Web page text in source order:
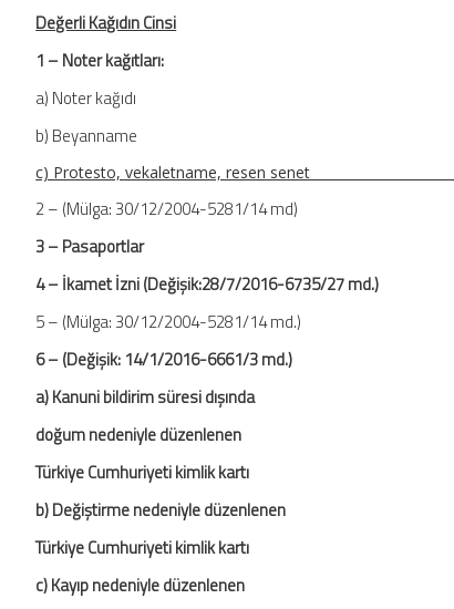
Değerli Kağıdın Cinsi
1 – Noter kağıtları:
a) Noter
b)
c) Protesto, vekaletname,
2 – (Mülga: 30/12/2004-5281/14 md)
3 – Pasaportlar
4 – İkamet İzni (Değişik:28/7/2016-6735/
5 – (Mülga: 30/12/2004-5281/14 md.)
6 – (Değişik: 14/1/2016-6661/3 md.)
a) Kanuni bildirim süresi
doğum nedeniyle düzenlenen
Türkiye Cumhuriyeti kimlik kartı
b) Değiştirme nedeniyle
Türkiye Cumhuriyeti kimlik kartı
c) Kayıp nedeniyle